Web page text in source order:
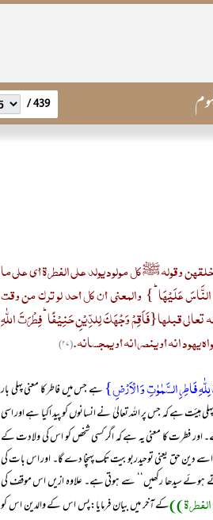
439 /
وقوله ﷺ کل مولود یولد علی الفطرة أی علی ما
النَّاسَ عَلَیۡہَا ؕ} والمعنی أن کل أحد لو ترک من وقت
تعالی قبلھا{فَاَقِمۡ وَجۡہَکَ لِلدِّیۡنِ حَنِیۡفًا ؕ فِطۡرَتَ اللّٰہِ
یہود انه أو ینصرانه أو یمجسانه.(۲۷)
فَاطِرِ السَّمٰوٰتِ وَ الۡاَرۡضِ}ہے جس میں فاطر کا معنی پہلی بار
ہیئت ہے کہ جس پر اللہ تعالیٰ نے انسانوں کو پید اکیا ہے اور اسی
اور فطرت کا معنی یہ ہے کہ اگر کسی شخص کو اس کی ولادت کے
اسے دین حق یعنی توحیدربوبیت تک پہنچا دے گا۔ اور اس بات کی
ہوئے سیدھا رکھیں‘‘ سے ہوتی ہے۔ علاوہ ازیں اس موقف کی
کے آخر میں بیان فرمایا:پس اس کے والدین اس کو